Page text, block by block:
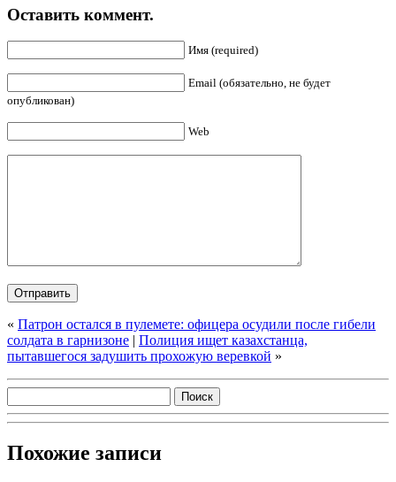
Оставить коммент.
Имя (required)
Email (обязательно, не будет
опубликован)
Web
« Патрон остался в пулемете: офицера осудили после гибели
солдата в гарнизоне | Полиция ищет казахстанца,
пытавшегося задушить прохожую веревкой »
Похожие записи